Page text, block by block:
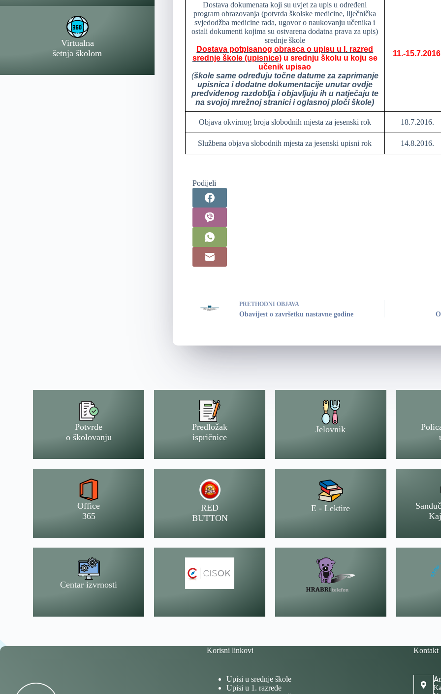
Dostava dokumenata koji su uvjet za upis u određeni
program obrazovanja (potvrda školske medicine, liječnička
svjedodžba medicine rada, ugovor o naukovanju učenika i
ostali dokumenti kojima su ostvarena dodatna prava za upis)
srednje škole
Dostava potpisanog obrasca o upisu u I. razred
srednje škole (upisnice)u srednju školu u koju se
učenik upisao
(škole same određuju točne datume za zaprimanje
upisnica i dodatne dokumentacije unutar ovdje
predviđenog razdoblja i objavljuju ih u natječaju te
na svojoj mrežnoj stranici i oglasnoj ploči škole)
11.-
Objava okvirnog broja slobodnih mjesta za jesenski rok 18.7.2016.
Službena objava slobodnih mjesta za jesenski upisni rok 14.8.2016.
Podijeli
PRETHODNI OBJAVA
Obavijest o završetku nastavne godine
Virtualna
šetnja školom
Potvrde
o školovanju
Predložak
ispričnice
Jelovnik
Office
365
RED
BUTTON
E - Lektire
Centar izvrnosti
Korisni linkovi
Upisi u srednje škole
Upisi u 1. razrede
Kontakt